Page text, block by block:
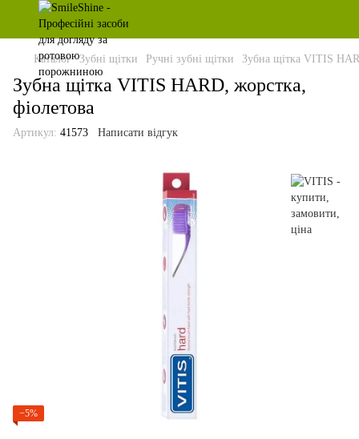
Каталог Зубні щітки Ручні зубні щітки Зубна щітка VITIS
Зубна щітка VITIS HARD, жорстка,
фіолетова
Артикул: 41573 Написати відгук
−5%